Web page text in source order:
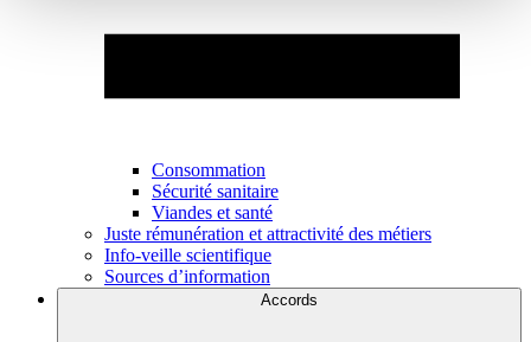
Consommation
Sécurité sanitaire
Viandes et santé
Juste rémunération et attractivité des métiers
Info-veille scientifique
Sources d’information
Accords